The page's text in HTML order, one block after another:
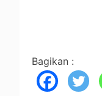
Bagikan :